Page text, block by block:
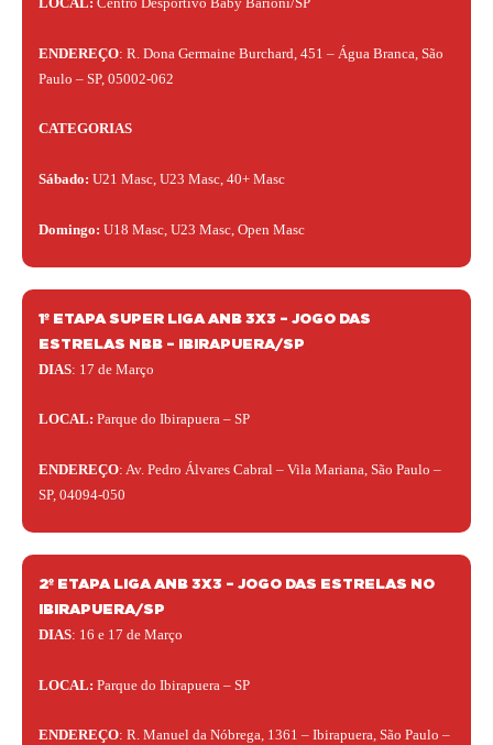
ENDEREÇO: R. Dona Germaine Burchard, 451 – Água Branca, São
Paulo – SP, 05002-062
CATEGORIAS
Sábado: U21 Masc, U23 Masc, 40+ Masc
Domingo: U18 Masc, U23 Masc, Open Masc
1º ETAPA SUPER LIGA ANB 3X3 – JOGO DAS
ESTRELAS NBB – IBIRAPUERA/SP
DIAS: 17 de Março
LOCAL: Parque do Ibirapuera – SP
ENDEREÇO: Av. Pedro Álvares Cabral – Vila Mariana, São Paulo –
SP, 04094-050
2º ETAPA LIGA ANB 3X3 – JOGO DAS ESTRELAS NO
IBIRAPUERA/SP
DIAS: 16 e 17 de Março
LOCAL: Parque do Ibirapuera – SP
ENDEREÇO: R. Manuel da Nóbrega, 1361 – Ibirapuera, São Paulo –